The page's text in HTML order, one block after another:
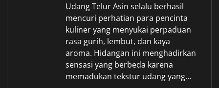
Udang Telur Asin selalu berhasil
mencuri perhatian para pencinta
kuliner yang menyukai perpaduan
rasa gurih, lembut, dan kaya
aroma. Hidangan ini menghadirkan
sensasi yang berbeda karena
memadukan tekstur udang yang…